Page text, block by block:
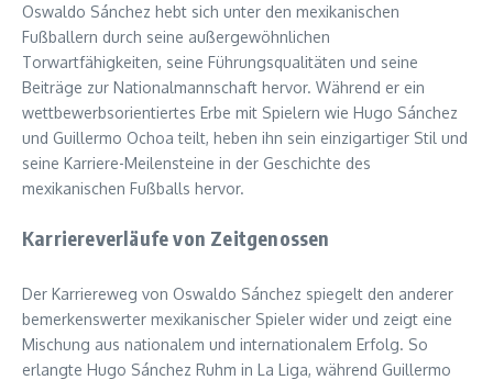
Oswaldo Sánchez hebt sich unter den mexikanischen
Fußballern durch seine außergewöhnlichen
Torwartfähigkeiten, seine Führungsqualitäten und seine
Beiträge zur Nationalmannschaft hervor. Während er ein
wettbewerbsorientiertes Erbe mit Spielern wie Hugo Sánchez
und Guillermo Ochoa teilt, heben ihn sein einzigartiger Stil und
seine Karriere-Meilensteine in der Geschichte des
mexikanischen Fußballs hervor.
Karriereverläufe von Zeitgenossen
Der Karriereweg von Oswaldo Sánchez spiegelt den anderer
bemerkenswerter mexikanischer Spieler wider und zeigt eine
Mischung aus nationalem und internationalem Erfolg. So
erlangte Hugo Sánchez Ruhm in La Liga, während Guillermo